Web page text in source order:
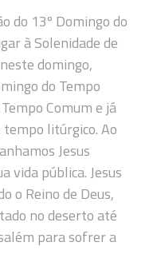
do 13º Domingo do
à Solenidade de
domingo,
do Tempo
Comum e já
tempo litúrgico. Ao
Jesus
vida pública. Jesus
o Reino de Deus,
no deserto até
para sofrer a